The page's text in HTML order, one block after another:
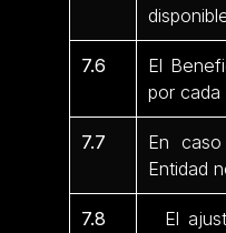
7.6
El
por cada
7.7
En
Entidad
7.8
El